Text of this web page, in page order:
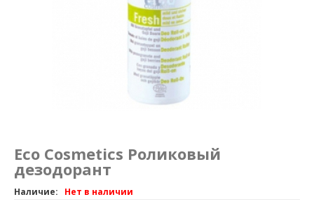
Eco Cosmetics Роликовый
дезодорант
Наличие: Нет в наличии